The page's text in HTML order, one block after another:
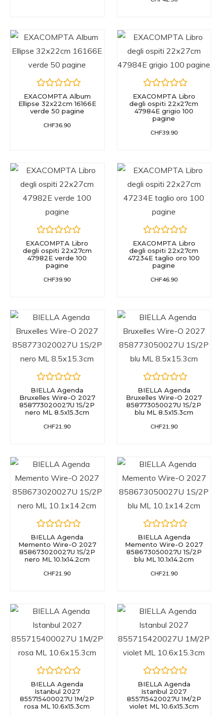
EXACOMPTA Album
Ellipse 32x22cm 16166E
verde 50 pagine
CHF36.90
EXACOMPTA Libro
degli ospiti 22x27cm
47984E grigio 100
pagine
CHF39.90
EXACOMPTA Libro
degli ospiti 22x27cm
47982E verde 100
pagine
CHF39.90
EXACOMPTA Libro
degli ospiti 22x27cm
47234E taglio oro 100
pagine
CHF46.90
BIELLA Agenda
Bruxelles Wire-O 2027
858773020027U 1S/2P
nero ML 8.5x15.3cm
CHF21.90
BIELLA Agenda
Bruxelles Wire-O 2027
858773050027U 1S/2P
blu ML 8.5x15.3cm
CHF21.90
BIELLA Agenda
Memento Wire-O 2027
858673020027U 1S/2P
nero ML 10.1x14.2cm
CHF21.90
BIELLA Agenda
Memento Wire-O 2027
858673050027U 1S/2P
blu ML 10.1x14.2cm
CHF21.90
BIELLA Agenda
Istanbul 2027
855715400027U 1M/2P
rosa ML 10.6x15.3cm
BIELLA Agenda
Istanbul 2027
855715420027U 1M/2P
violet ML 10.6x15.3cm